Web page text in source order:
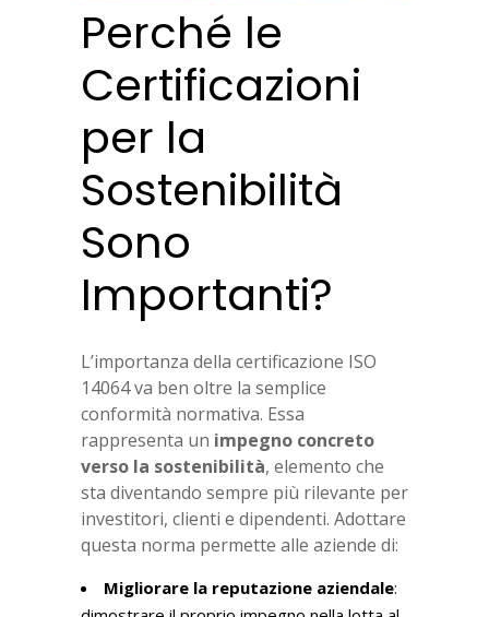
Perché le
Certificazioni
per la
Sostenibilità
Sono
Importanti?
L’importanza della certificazione ISO
14064 va ben oltre la semplice
conformità normativa. Essa
rappresenta un impegno concreto
verso la sostenibilità, elemento che
sta diventando sempre più rilevante per
investitori, clienti e dipendenti. Adottare
questa norma permette alle aziende di:
Migliorare la reputazione aziendale: